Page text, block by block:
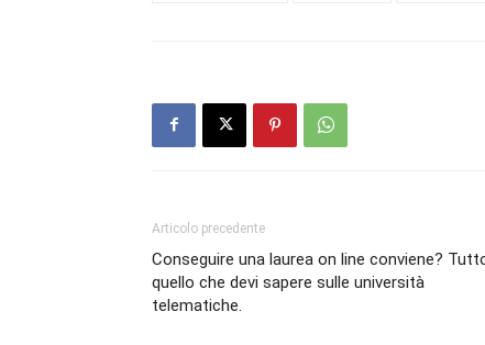
Articolo precedente
Conseguire una laurea on line conviene?
quello che devi sapere sulle università
telematiche.